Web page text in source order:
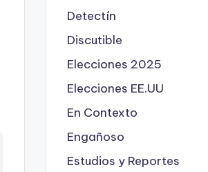
Detectín
Discutible
Elecciones 2025
Elecciones EE.UU
En Contexto
Engañoso
Estudios y Reportes